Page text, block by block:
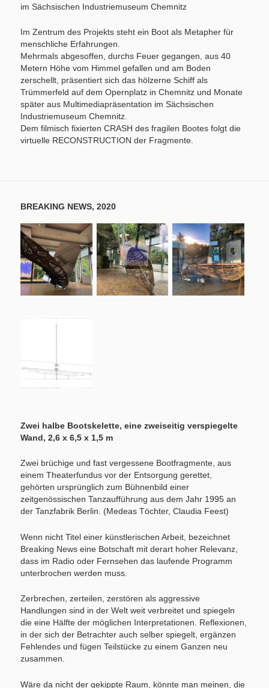
im Sächsischen Industriemuseum Chemnitz
Im Zentrum des Projekts steht ein Boot als Metapher für
menschliche Erfahrungen.
Mehrmals abgesoffen, durchs Feuer gegangen, aus 40
Metern Höhe vom Himmel gefallen und am Boden
zerschellt, präsentiert sich das hölzerne Schiff als
Trümmerfeld auf dem Opernplatz in Chemnitz und Monate
später aus Multimediapräsentation im Sächsischen
Industriemuseum Chemnitz.
Dem filmisch fixierten CRASH des fragilen Bootes folgt die
virtuelle RECONSTRUCTION der Fragmente.
BREAKING NEWS, 2020
Zwei halbe Bootskelette, eine zweiseitig verspiegelte
Wand, 2,6 x 6,5 x 1,5 m
Zwei brüchige und fast vergessene Bootfragmente, aus
einem Theaterfundus vor der Entsorgung gerettet,
gehörten ursprünglich zum Bühnenbild einer
zeitgenössischen Tanzaufführung aus dem Jahr 1995 an
der Tanzfabrik Berlin. (Medeas Töchter, Claudia Feest)
Wenn nicht Titel einer künstlerischen Arbeit, bezeichnet
Breaking News eine Botschaft mit derart hoher Relevanz,
dass im Radio oder Fernsehen das laufende Programm
unterbrochen werden muss.
Zerbrechen, zerteilen, zerstören als aggressive
Handlungen sind in der Welt weit verbreitet und spiegeln
die eine Hälfte der möglichen Interpretationen. Reflexionen,
in der sich der Betrachter auch selber spiegelt, ergänzen
Fehlendes und fügen Teilstücke zu einem Ganzen neu
zusammen.
Wäre da nicht der gekippte Raum, könnte man meinen, die